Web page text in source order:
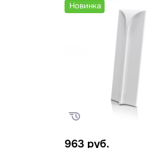
Новинка
963 руб.